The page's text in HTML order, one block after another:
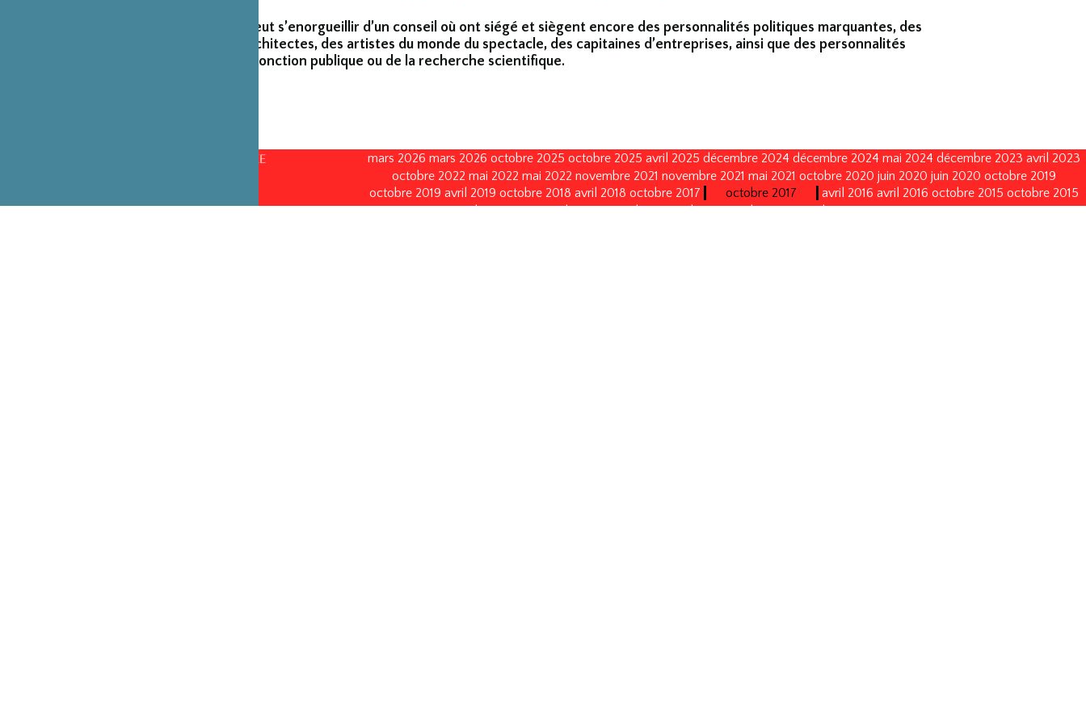
La Fondation peut s’enorgueillir d’un conseil où ont siégé et siègent encore des personnalités politiques marquantes, des
créateurs et architectes, des artistes du monde du spectacle, des capitaines d’entreprises, ainsi que des personnalités
émérites de la fonction publique ou de la recherche scientifique.
CONSEILS D’ADMINISTRATION PAR ANNÉE mars 2026 mars 2026 octobre 2025 octobre 2025 avril 2025 décembre 2024 décembre 2024 mai 2024 décembre 2023 avril 2023
octobre 2022 mai 2022 mai 2022 novembre 2021 novembre 2021 mai 2021 octobre 2020 juin 2020 juin 2020 octobre 2019
octobre 2019 avril 2019 octobre 2018 avril 2018 octobre 2017 octobre 2017 avril 2016 avril 2016 octobre 2015 octobre 2015
janvier 2015 octobre 2014 septembre 2013 avril 2013 avril 2013 octobre 2011 octobre 2011 mai 2011 mai 2011 juin 2010 juin 2010